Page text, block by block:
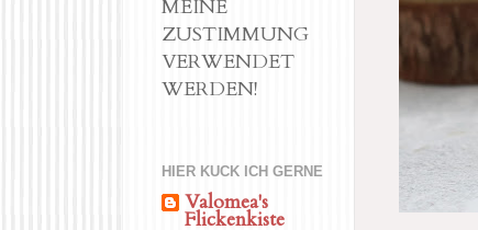
MEINE
ZUSTIMMUNG
VERWENDET
WERDEN!
HIER KUCK ICH GERNE
Valomea's
Flickenkiste